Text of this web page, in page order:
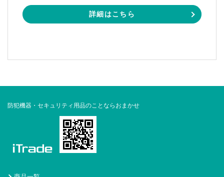
詳細はこちら
防犯機器・セキュリティ用品のことならおまかせ